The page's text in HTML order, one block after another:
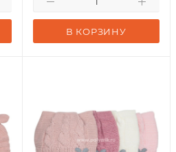
В КОРЗИНУ